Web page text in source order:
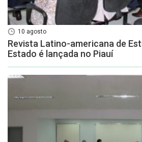
10 agosto
Revista Latino-americana de
Estado é lançada no Piauí